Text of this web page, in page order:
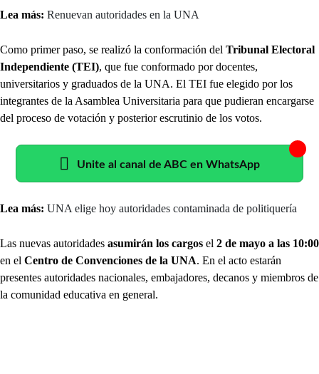
Lea más: Renuevan autoridades en la UNA
Como primer paso, se realizó la conformación del Tribunal Electoral
Independiente (TEI), que fue conformado por docentes,
universitarios y graduados de la UNA. El TEI fue elegido por los
integrantes de la Asamblea Universitaria para que pudieran encargarse
del proceso de votación y posterior escrutinio de los votos.
Unite al canal de ABC en WhatsApp
Lea más: UNA elige hoy autoridades contaminada de politiquería
Las nuevas autoridades asumirán los cargos el 2 de mayo a las 10:00
en el Centro de Convenciones de la UNA. En el acto estarán
presentes autoridades nacionales, embajadores, decanos y miembros de
la comunidad educativa en general.